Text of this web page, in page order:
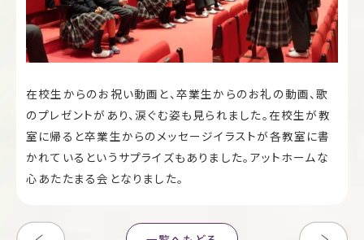
在校生からのお祝い動画と、卒業生からのお礼の動画、歌
のプレゼントがあり、涙ぐむ姿も見られました。在校生が教
室に帰ると卒業生からのメッセージイラストが各教室に書
かれているというサプライズもありました。アットホームな
心あたたまる会となりました。